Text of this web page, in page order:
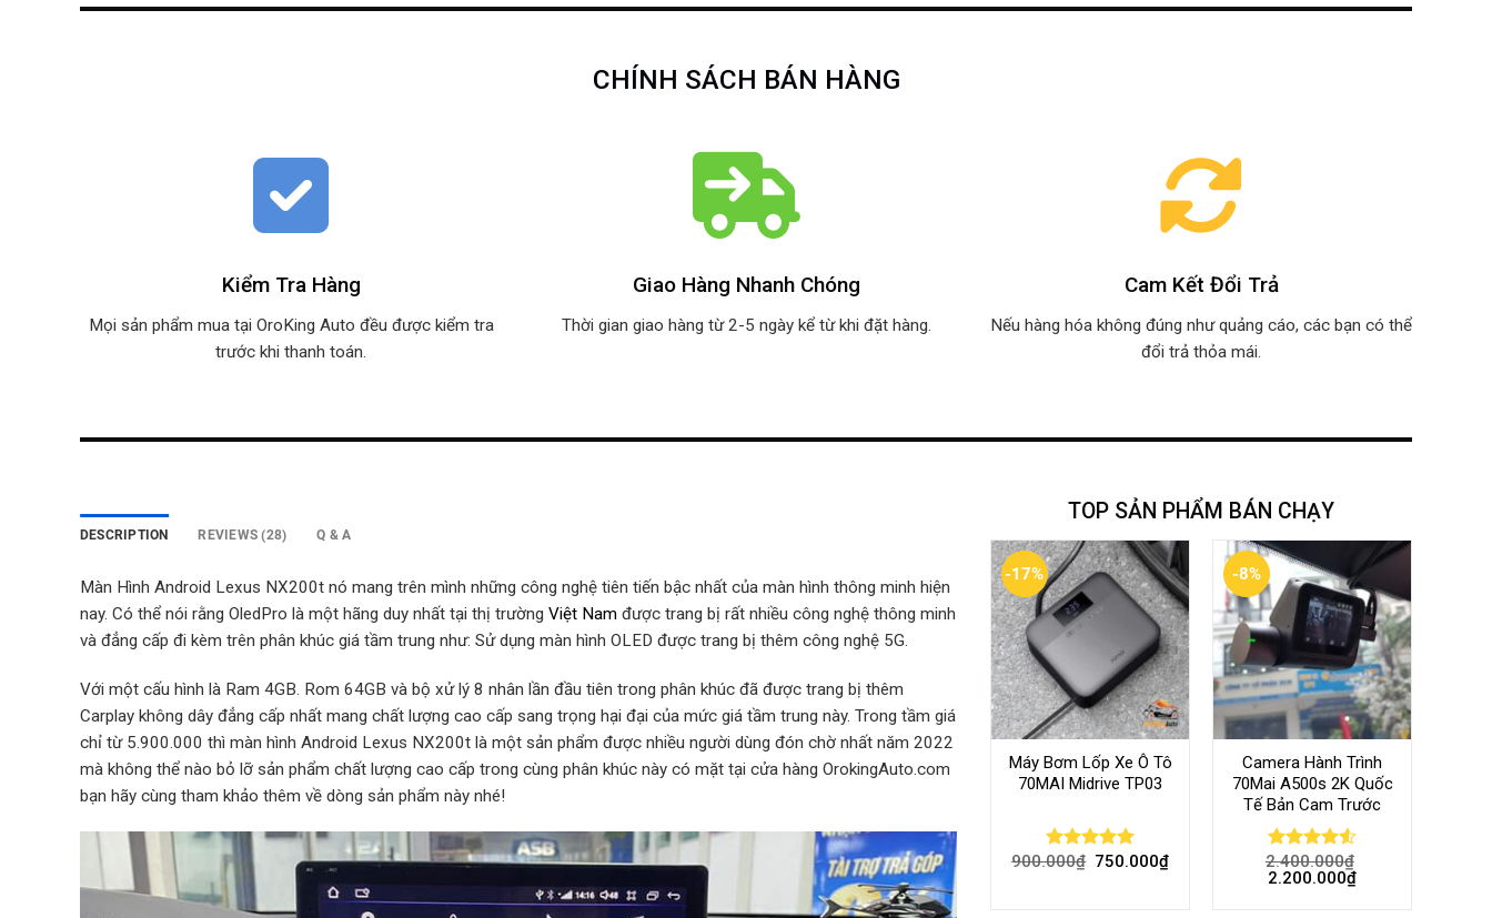
CHÍNH SÁCH BÁN HÀNG
Kiểm Tra Hàng
Mọi sản phẩm mua tại OroKing Auto đều được kiểm tra
trước khi thanh toán.
Giao Hàng Nhanh Chóng
Thời gian giao hàng từ 2-5 ngày kể từ khi đặt hàng.
Cam Kết Đổi Trả
Nếu hàng hóa không đúng như quảng cáo, các bạn có thể
đổi trả thỏa mái.
DESCRIPTION REVIEWS (28) Q & A
Màn Hình Android Lexus NX200t nó mang trên mình những công nghệ tiên tiến bậc nhất của màn hình thông minh hiện
nay. Có thể nói rằng OledPro là một hãng duy nhất tại thị trường Việt Nam được trang bị rất nhiều công nghệ thông minh
và đẳng cấp đi kèm trên phân khúc giá tầm trung như: Sử dụng màn hình OLED được trang bị thêm công nghệ 5G.
Với một cấu hình là Ram 4GB. Rom 64GB và bộ xử lý 8 nhân lần đầu tiên trong phân khúc đã được trang bị thêm
Carplay không dây đẳng cấp nhất mang chất lượng cao cấp sang trọng hại đại của mức giá tầm trung này. Trong tầm giá
chỉ từ 5.900.000 thì màn hình Android Lexus NX200t là một sản phẩm được nhiều người dùng đón chờ nhất năm 2022
mà không thể nào bỏ lỡ sản phẩm chất lượng cao cấp trong cùng phân khúc này có mặt tại cửa hàng OrokingAuto.com
bạn hãy cùng tham khảo thêm về dòng sản phẩm này nhé!
TOP SẢN PHẨM BÁN CHẠY
-17%
Máy Bơm Lốp Xe Ô Tô
70MAI Midrive TP03
Rated 5.00
900.000₫ 750.000₫
-8%
Camera Hành Trình
70Mai A500s 2K Quốc
Tế Bản Cam Trước
Rated4.56
out of 5
2.400.000₫
2.200.000₫